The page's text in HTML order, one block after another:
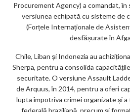
Procurement Agency) a comandat, în
versiunea echipată cu sisteme de
(Forțele Internaționale de
desfășurate în
Chile, Liban și Indonezia au
Sherpa, pentru a consolida
securitate. O versiune Assault
de Arquus, în 2014, pentru a oferi
lupta împotriva crimei organizate și
federală braziliană, precum și